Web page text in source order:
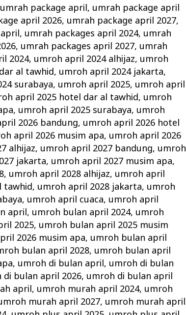
umrah package april, umrah package april
april 2026, umrah package april 2027,
, umrah packages april 2024, umrah
, umrah packages april 2027, umrah
2024, umroh april 2024 alhijaz, umroh
al tawhid, umroh april 2024 jakarta,
surabaya, umroh april 2025, umroh april
april 2025 hotel dar al tawhid, umroh
, umroh april 2025 surabaya, umroh
2026 bandung, umroh april 2026 hotel
april 2026 musim apa, umroh april 2026
alhijaz, umroh april 2027 bandung, umroh
jakarta, umroh april 2027 musim apa,
, umroh april 2028 alhijaz, umroh april
tawhid, umroh april 2028 jakarta, umroh
, umroh april cuaca, umroh april
april, umroh bulan april 2024, umroh
2025, umroh bulan april 2025 musim
2026 musim apa, umroh bulan april
bulan april 2028, umroh bulan april
, umroh di bulan april, umroh di bulan
di bulan april 2026, umroh di bulan april
april, umroh murah april 2024, umroh
murah april 2027, umroh murah april